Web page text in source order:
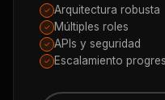
✓ Arquitectura robusta
✓ Múltiples roles
✓ APIs y seguridad
✓ Escalamiento